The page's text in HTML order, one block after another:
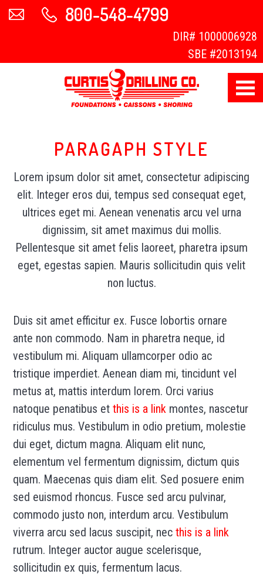
800-548-4799
DIR# 1000006928
SBE #2013194
Page Title
PARAGAPH STYLE
Lorem ipsum dolor sit amet, consectetur adipiscing
elit. Integer eros dui, tempus sed consequat eget,
ultrices eget mi. Aenean venenatis arcu vel urna
dignissim, sit amet maximus dui mollis.
Pellentesque sit amet felis laoreet, pharetra ipsum
eget, egestas sapien. Mauris sollicitudin quis velit
non luctus.
Duis sit amet efficitur ex. Fusce lobortis ornare
ante non commodo. Nam in pharetra neque, id
vestibulum mi. Aliquam ullamcorper odio ac
tristique imperdiet. Aenean diam mi, tincidunt vel
metus at, mattis interdum lorem. Orci varius
natoque penatibus etthis is a link montes, nascetur
ridiculus mus. Vestibulum in odio pretium, molestie
dui eget, dictum magna. Aliquam elit nunc,
elementum vel fermentum dignissim, dictum quis
quam. Maecenas quis diam elit. Sed posuere enim
sed euismod rhoncus. Fusce sed arcu pulvinar,
commodo justo non, interdum arcu. Vestibulum
viverra arcu sed lacus suscipit, necthis is a link
rutrum. Integer auctor augue scelerisque,
sollicitudin ex quis, fermentum lacus.